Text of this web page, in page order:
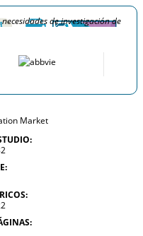
de investigación de